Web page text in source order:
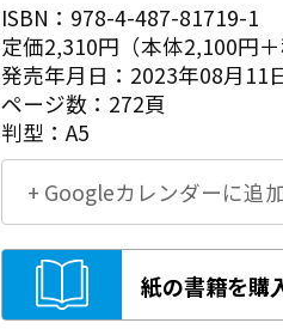
ISBN：978-4-487-81719-1
定価2,310円（本体2,100円＋
発売年月日：2023年08月11
ページ数：272頁
判型：A5
+ Googleカレンダーに追
紙の書籍を購